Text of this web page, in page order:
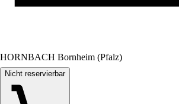
HORNBACH Bornheim (Pfalz)
Nicht reservierbar